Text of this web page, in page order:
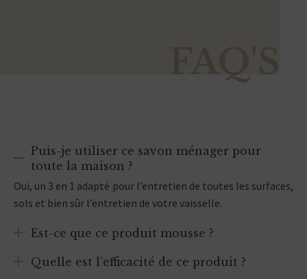
Puis-je utiliser ce savon ménager pour
toute la maison ?
Oui, un 3 en 1 adapté pour l’entretien de toutes les surfaces,
sols et bien sûr l’entretien de votre vaisselle.
Est-ce que ce produit mousse ?
Quelle est l’efficacité de ce produit ?